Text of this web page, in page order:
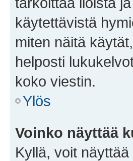
käytettävistä
miten näitä
helposti
koko viestin.
Ylös
Voinko näyttää
Kyllä, voit